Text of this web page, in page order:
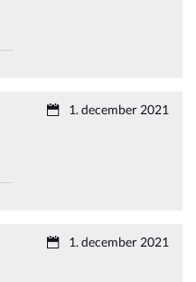
1. december 2021
1. december 2021